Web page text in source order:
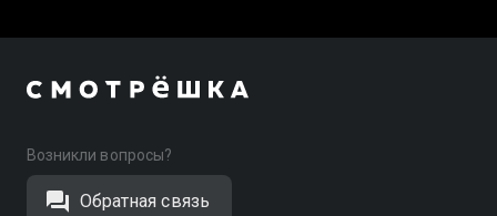
Возникли вопросы?
Обратная связь